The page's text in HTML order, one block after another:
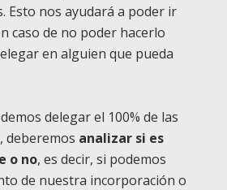
Esto nos ayudará a poder ir
caso de no poder hacerlo
en alguien que pueda
delegar el 100% de las
deberemos analizar si es
o no, es decir, si podemos
de nuestra incorporación o